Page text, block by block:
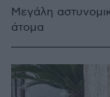
Μεγάλη
άτομα